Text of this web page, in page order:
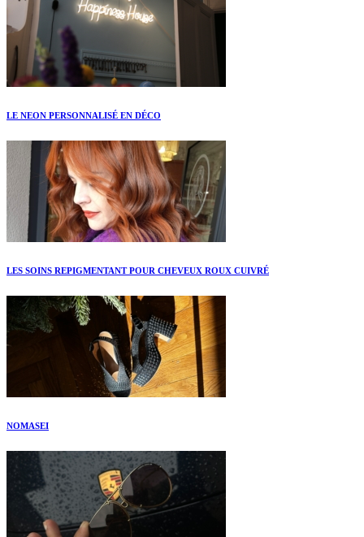
LE NEON PERSONNALISÉ EN DÉCO
LES SOINS REPIGMENTANT POUR CHEVEUX ROUX CUIVRÉ
NOMASEI